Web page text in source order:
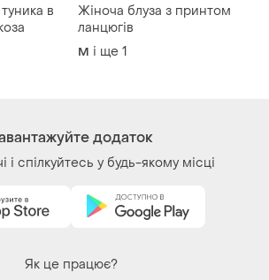
в
Жіноча блуза з принтом
ланцюгів
M і ще 1
додаток
і спілкуйтесь у будь-якому місці
Як це працює?